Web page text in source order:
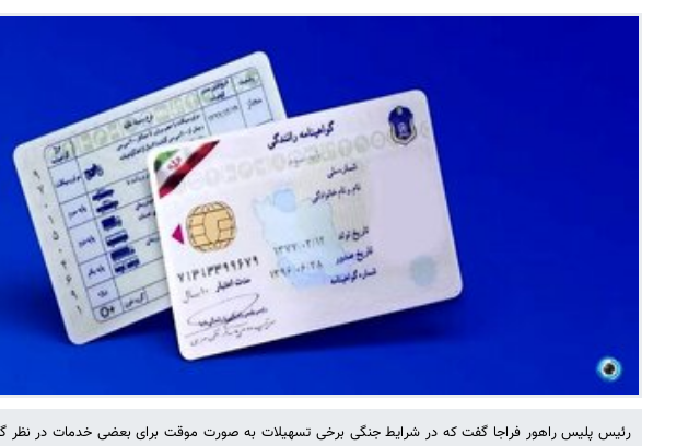
رئیس پلیس راهور فراجا گفت که در شرایط جنگی برخی تسهیلات به‌ صورت موقت برای بعضی خدمات در نظر